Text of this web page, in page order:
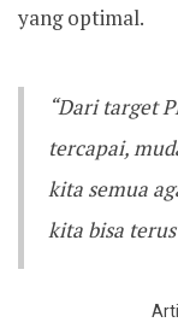
yang optimal.
‎“Dari target
tercapai,
kita semua
kita bisa